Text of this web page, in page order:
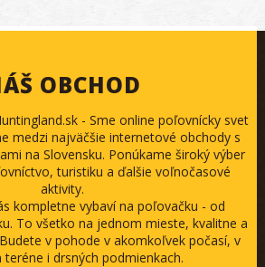
OBCHOD
- Sme online poľovnícky svet
medzi najväčšie internetové obchody s
na Slovensku. Ponúkame široký výber
turistiku a ďalšie voľnočasové
aktivity.
kompletne vybaví na poľovačku - od
To všetko na jednom mieste, kvalitne a
v pohode v akomkoľvek počasí, v
i drsných podmienkach.